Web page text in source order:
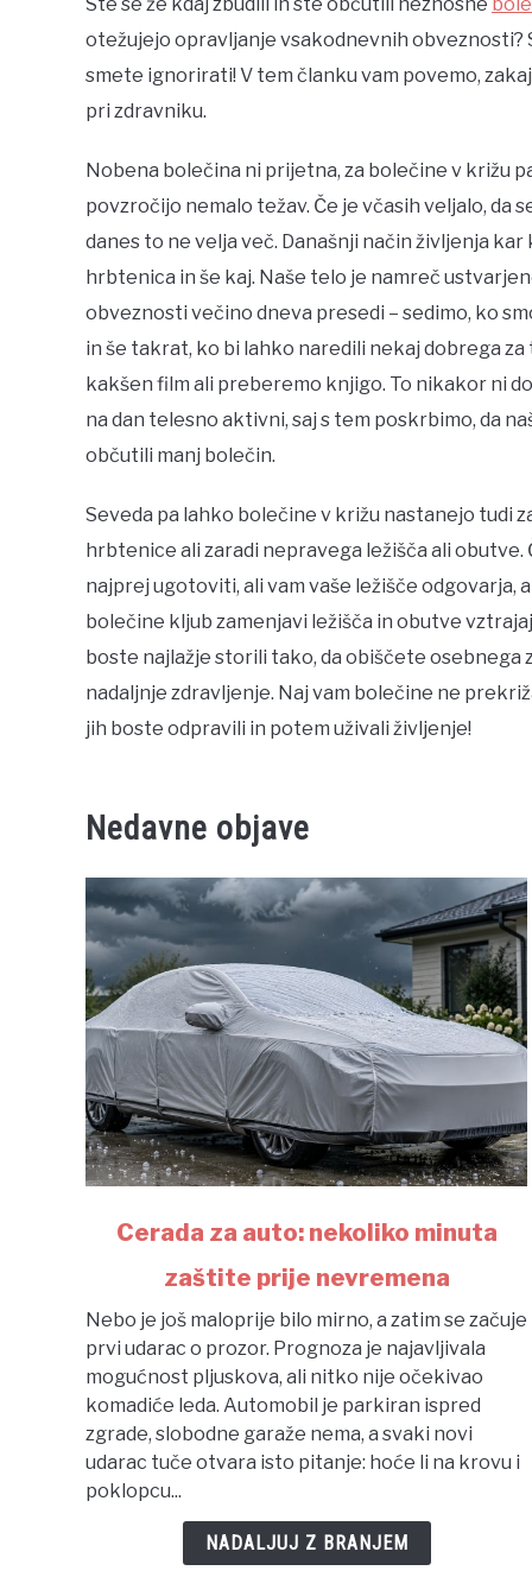
Ste se že kdaj zbudili in ste občutili neznosne
otežujejo opravljanje vsakodnevnih obveznosti?
smete ignorirati! V tem članku vam povemo,
pri zdravniku.
Nobena bolečina ni prijetna, za bolečine v križu
povzročijo nemalo težav. Če je včasih veljalo, da
danes to ne velja več. Današnji način življenja
hrbtenica in še kaj. Naše telo je namreč
obveznosti večino dneva presedi – sedimo, ko
in še takrat, ko bi lahko naredili nekaj dobrega
kakšen film ali preberemo knjigo. To nikakor ni
na dan telesno aktivni, saj s tem poskrbimo, da
občutili manj bolečin.
Seveda pa lahko bolečine v križu nastanejo tudi
hrbtenice ali zaradi nepravega ležišča ali
najprej ugotoviti, ali vam vaše ležišče odgovarja,
bolečine kljub zamenjavi ležišča in obutve
boste najlažje storili tako, da obiščete osebnega
nadaljnje zdravljenje. Naj vam bolečine ne
jih boste odpravili in potem uživali življenje!
Nedavne objave
za
auto:
nekoliko
minuta
zaštite
prije
nevremena
Cerada za auto: nekoliko minuta
zaštite prije nevremena
Nebo je još maloprije bilo mirno, a zatim se začuje
prvi udarac o prozor. Prognoza je najavljivala
mogućnost pljuskova, ali nitko nije očekivao
komadiće leda. Automobil je parkiran ispred
zgrade, slobodne garaže nema, a svaki novi
udarac tuče otvara isto pitanje: hoće li na krovu i
poklopcu...
NADALJUJ Z BRANJEM